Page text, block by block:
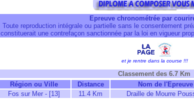
Epreuve chronométrée par
Toute reproduction intégrale ou partielle sans le consentement
constituerait une contrefaçon sanctionnée par la loi en vigueur
et je rentre dans la course !!!
Classement des 6.7 Km
Région ou Ville
Distance Nom de l'Epreuve
Fos sur Mer - [13]
11.4 Km Draille de Mourre